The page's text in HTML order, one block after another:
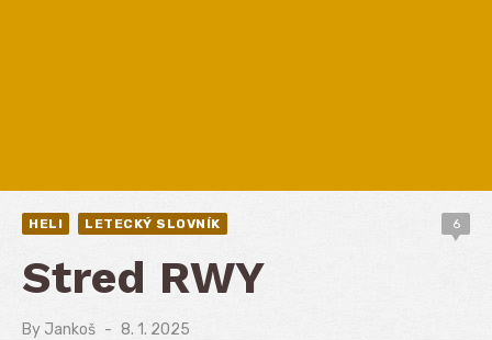
HELI LETECKÝ SLOVNÍK 6
Stred RWY
By Jankoš
Posted
8. 1. 2025